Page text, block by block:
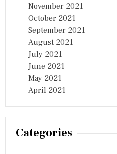
November 2021
October 2021
September 2021
August 2021
July 2021
June 2021
May 2021
April 2021
Categories